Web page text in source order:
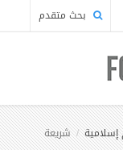
بحث متقدم
إسلامية شريعة